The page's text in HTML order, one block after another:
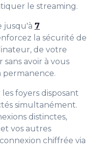
le streaming.
jusqu'à 7
la sécurité de
de votre
avoir à vous
foyers disposant
simultanément.
distinctes,
vos autres
chiffrée via